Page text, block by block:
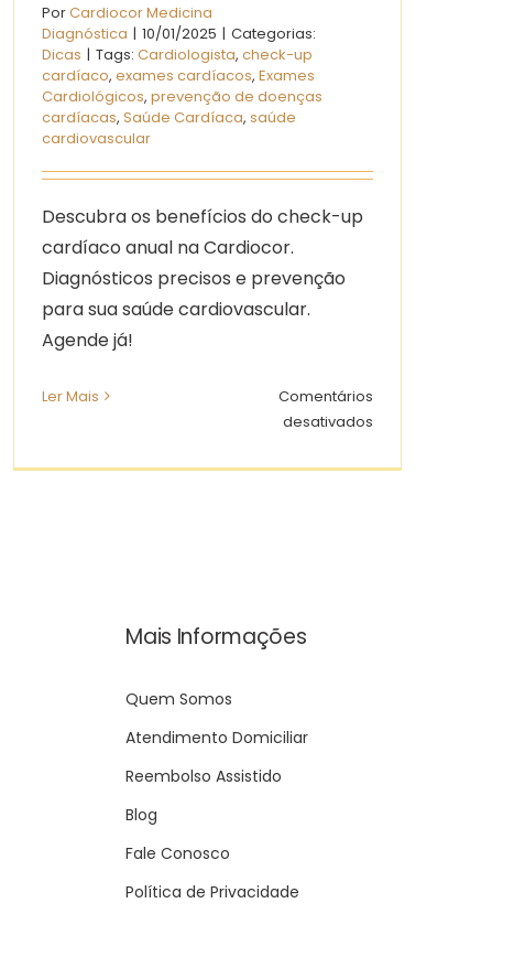
PorCardiocor Medicina
Diagnóstica | 10/01/2025 | Categorias:
Dicas | Tags: Cardiologista, check-up
cardíaco, exames cardíacos, Exames
Cardiológicos, prevenção de doenças
cardíacas, Saúde Cardíaca, saúde
cardiovascular
Descubra os benefícios do check-up
cardíaco anual na Cardiocor.
Diagnósticos precisos e prevenção
para sua saúde cardiovascular.
Agende já!
Ler Mais
Comentários
desativados
benefícios
Mais Informações
Quem Somos
Atendimento Domiciliar
Reembolso Assistido
Blog
Fale Conosco
Política de Privacidade